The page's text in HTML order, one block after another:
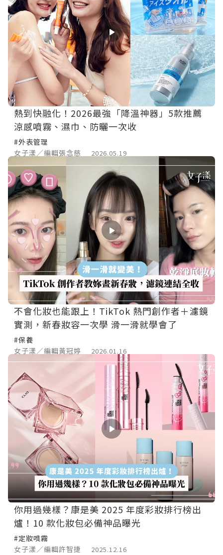
熱到快融化！2026最強「降溫神器」5款推薦
涼感噴霧、濕巾、防曬一次收
#外表管理
女子漾／編輯張念慈
2026.05.19
不會化妝也能跟上！TikTok 熱門創作者＋濾鏡
實測，新春妝容一次學 滑一滑就學會了
#保養
女子漾／編輯黃冠婷
2026.01.16
你用過幾樣？康是美 2025 年度彩妝排行榜出
爐！10 款化妝包必備神品曝光
#定妝噴霧
女子漾／編輯許智捷
2025.12.16